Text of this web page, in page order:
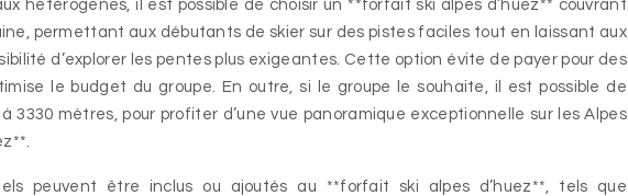
hétérogènes, il est possible de choisir un **forfait ski alpes d’huez** couvrant
permettant aux débutants de skier sur des pistes faciles tout en laissant aux
d’explorer les pentes plus exigeantes. Cette option évite de payer pour des
le budget du groupe. En outre, si le groupe le souhaite, il est possible de
3330 mètres, pour profiter d’une vue panoramique exceptionnelle sur les Alpes
peuvent être inclus ou ajoutés au **forfait ski alpes d’huez**, tels que